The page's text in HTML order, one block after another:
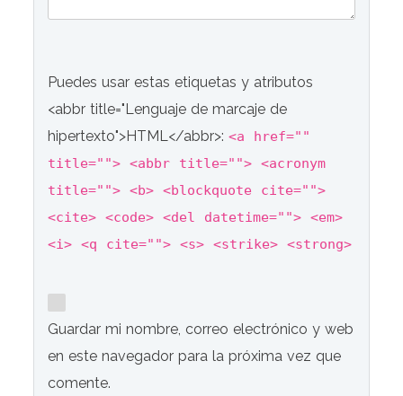
Puedes usar estas etiquetas y atributos
<abbr title="Lenguaje de marcaje de
hipertexto">HTML</abbr>:<a href=""
title=""> <abbr title=""> <acronym
title=""> <b> <blockquote cite="">
<cite> <code> <del datetime=""> <em>
<i> <q cite=""> <s> <strike> <strong>
Guardar mi nombre, correo electrónico y web
en este navegador para la próxima vez que
comente.